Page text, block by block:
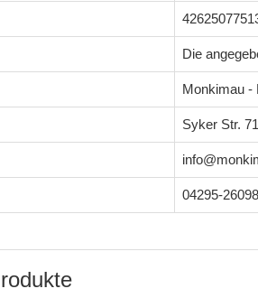
Die
Monkimau -
Syker Str.
04295-